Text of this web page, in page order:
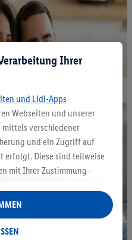
Ihrer
und Lidl-Apps
Webseiten und unserer
mittels verschiedener
und ein Zugriff auf
erfolgt. Diese sind teilweise
mit Ihrer Zustimmung -
mit dem IAB TCF
Werbung